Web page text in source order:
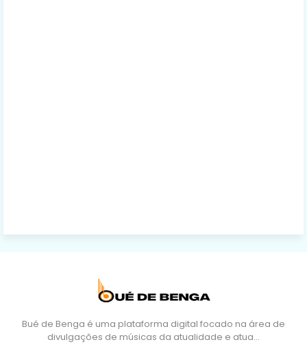
Bué de Benga é uma plataforma digital focado na área de
divulgações de músicas da atualidade e atua…